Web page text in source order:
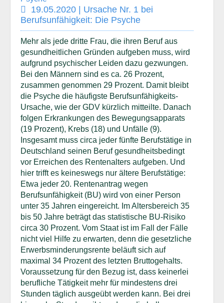
19.05.2020 | Ursache Nr. 1 bei
Berufsunfähigkeit: Die Psyche
Mehr als jede dritte Frau, die ihren Beruf aus
gesundheitlichen Gründen aufgeben muss, wird
aufgrund psychischer Leiden dazu gezwungen.
Bei den Männern sind es ca. 26 Prozent,
zusammen genommen 29 Prozent. Damit bleibt
die Psyche die häufigste Berufsunfähigkeits-
Ursache, wie der GDV kürzlich mitteilte. Danach
folgen Erkrankungen des Bewegungsapparats
(19 Prozent), Krebs (18) und Unfälle (9).
Insgesamt muss circa jeder fünfte Berufstätige in
Deutschland seinen Beruf gesundheitsbedingt
vor Erreichen des Rentenalters aufgeben. Und
hier trifft es keineswegs nur ältere Berufstätige:
Etwa jeder 20. Rentenantrag wegen
Berufsunfähigkeit (BU) wird von einer Person
unter 35 Jahren eingereicht. Im Altersbereich 35
bis 50 Jahre beträgt das statistische BU-Risiko
circa 30 Prozent. Vom Staat ist im Fall der Fälle
nicht viel Hilfe zu erwarten, denn die gesetzliche
Erwerbsminderungsrente beläuft sich auf
maximal 34 Prozent des letzten Bruttogehalts.
Voraussetzung für den Bezug ist, dass keinerlei
berufliche Tätigkeit mehr für mindestens drei
Stunden täglich ausgeübt werden kann. Bei drei